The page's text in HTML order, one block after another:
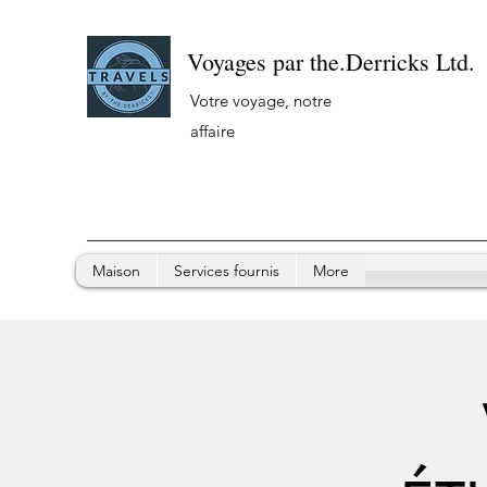
Voyages par the.Derricks Ltd.
Votre voyage, notre
affaire
Maison Services fournis More